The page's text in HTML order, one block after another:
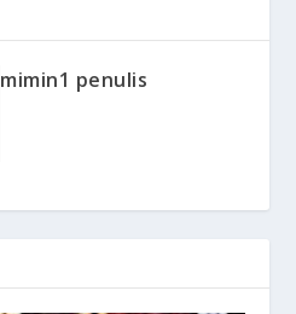
mimin1 penulis